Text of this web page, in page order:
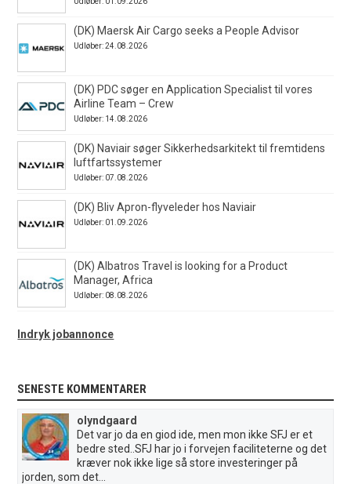
(DK) Maersk Air Cargo seeks a People Advisor
Udløber: 24.08.2026
(DK) PDC søger en Application Specialist til vores
Airline Team – Crew
Udløber: 14.08.2026
(DK) Naviair søger Sikkerhedsarkitekt til fremtidens
luftfartssystemer
Udløber: 07.08.2026
(DK) Bliv Apron-flyveleder hos Naviair
Udløber: 01.09.2026
(DK) Albatros Travel is looking for a Product
Manager, Africa
Udløber: 08.08.2026
Indryk jobannonce
SENESTE KOMMENTARER
olyndgaard
Det var jo da en giod ide, men mon ikke SFJ er et
bedre sted..SFJ har jo i forvejen faciliteterne og det
kræver nok ikke lige så store investeringer på
jorden, som det...